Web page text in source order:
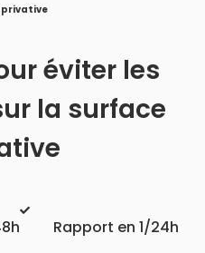
éviter les
la surface
Rapport en 1/24h